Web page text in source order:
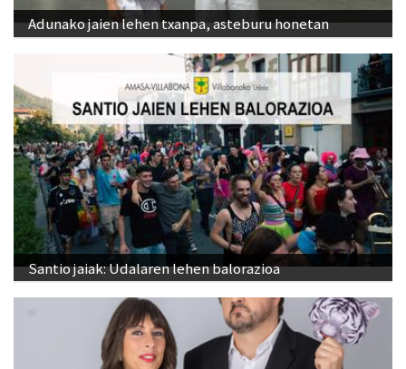
Adunako jaien lehen txanpa, asteburu honetan
Santio jaiak: Udalaren lehen balorazioa